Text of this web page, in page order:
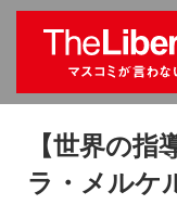
【世界の
ラ・メルケ